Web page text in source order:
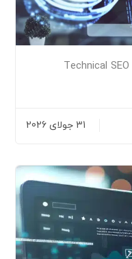
31 جولای 2026